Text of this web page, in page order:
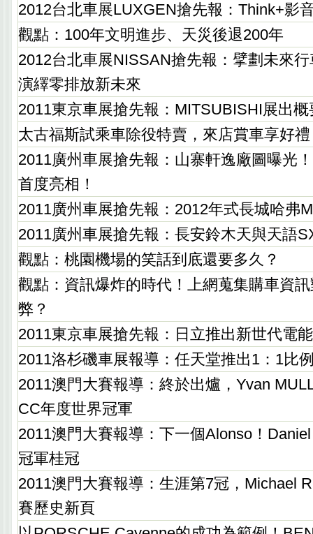
2012台北車展LUXGEN搶先報：Think+影
觀點：100年文明進步、天災後退200年
2012台北車展NISSAN搶先報：擘劃未來
演繹零排放新未來
2011東京車展搶先報：MITSUBISHI展出概
太古福斯試乘車除役特賣，來店賞車享好禮
2011廣州車展搶先報：山寨軒逸廠圖曝光
首度亮相！
2011廣州車展搶先報：2012年式長城哈弗
2011廣州車展搶先報：長安鈴木天與天語
觀點：桃園機場的笑話到底還要多久？
觀點：資訊爆炸的時代！上網蒐集購車資
弊？
2011東京車展搶先報：日立推出新世代電
2011洛杉磯車展報導：任天堂推出1：1比
2011澳門大賽報導：終於出爐，Yvan
CC年度世界冠軍
2011澳門大賽報導：下一個Alonso！
冠軍桂冠
2011澳門大賽報導：生涯第7冠，Michael
賽歷史新頁